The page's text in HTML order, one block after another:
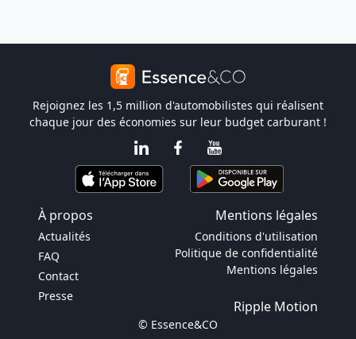
Rejoignez les 1,5 million d'automobilistes qui réalisent
chaque jour des économies sur leur budget carburant !
À propos Mentions légales
Actualités
FAQ
Contact
Presse
Conditions d'utilisation
Politique de confidentialité
Mentions légales
Ripple Motion
© Essence&CO